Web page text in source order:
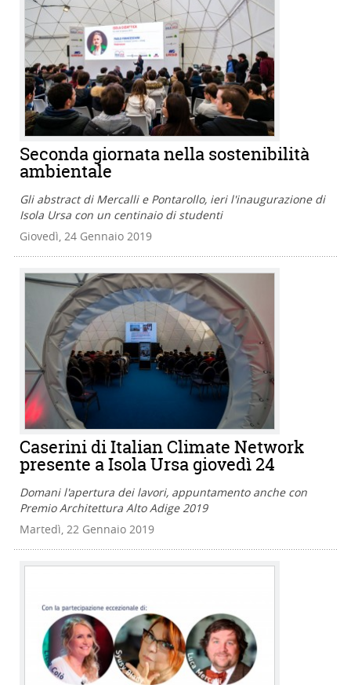
Seconda giornata nella sostenibilità
ambientale
Gli abstract di Mercalli e Pontarollo, ieri l'inaugurazione di
Isola Ursa con un centinaio di studenti
Giovedì, 24 Gennaio 2019
Caserini di Italian Climate Network
presente a Isola Ursa giovedì 24
Domani l'apertura dei lavori, appuntamento anche con
Premio Architettura Alto Adige 2019
Martedì, 22 Gennaio 2019